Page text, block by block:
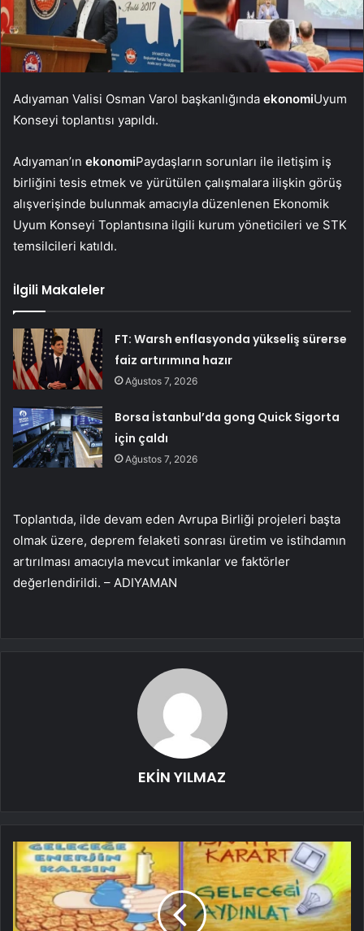
Adıyaman Valisi Osman Varol başkanlığında ekonomiUyum
Konseyi toplantısı yapıldı.
Adıyaman’ın ekonomiPaydaşların sorunları ile iletişim iş
birliğini tesis etmek ve yürütülen çalışmalara ilişkin görüş
alışverişinde bulunmak amacıyla düzenlenen Ekonomik
Uyum Konseyi Toplantısına ilgili kurum yöneticileri ve STK
temsilcileri katıldı.
İlgili Makaleler
FT: Warsh enflasyonda yükseliş sürerse
faiz artırımına hazır
Ağustos 7, 2026
Borsa İstanbul’da gong Quick Sigorta
için çaldı
Ağustos 7, 2026
Toplantıda, ilde devam eden Avrupa Birliği projeleri başta
olmak üzere, deprem felaketi sonrası üretim ve istihdamın
artırılması amacıyla mevcut imkanlar ve faktörler
değerlendirildi. – ADIYAMAN
EKİN YILMAZ